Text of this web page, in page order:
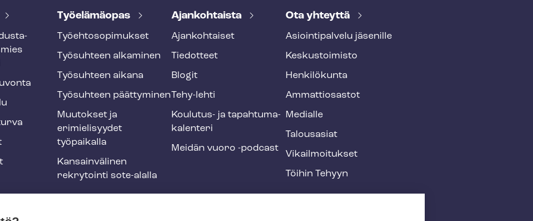
Työelämäopas
Työ­eh­to­so­pi­muk­set
Työsuhteen alkaminen
Työsuhteen aikana
Työsuhteen päättyminen
Muutokset ja
erimielisyydet
työpaikalla
Kansainvälinen
rekrytointi sote-alalla
Ajankohtaista
Ajankohtaiset
Tiedotteet
Blogit
Tehy-lehti
Koulutus- ja ta­pah­tu­ma­
ka­len­te­ri
Meidän vuoro -podcast
Ota yhteyttä
Asioin­ti­pal­ve­lu jäsenille
Keskustoimisto
Henkilökunta
Ammattiosastot
Medialle
Talousasiat
Vi­kail­moi­tuk­set
Töihin Tehyyn